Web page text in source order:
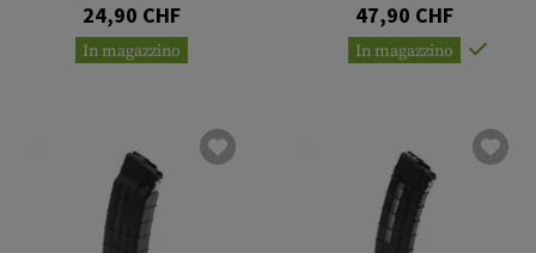
24,90 CHF
In magazzino
47,90 CHF
In magazzino